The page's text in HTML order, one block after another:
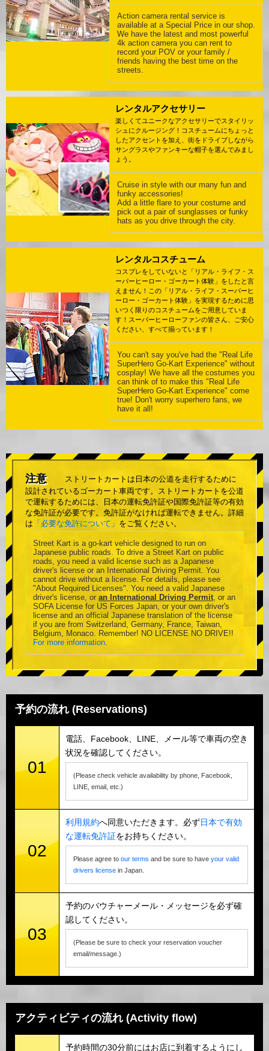
Action camera rental service is
available at a Special Price in our shop.
We have the latest and most powerful
4k action camera you can rent to
record your POV or your family /
friends having the best time on the
streets.
レンタルアクセサリー
楽しくてユニークなアクセサリーでスタイリッ
シュにクルージング！コスチュームにちょっと
したアクセントを加え、街をドライブしながら
サングラスやファンキーな帽子を選んでみまし
ょう。
Cruise in style with our many fun and
funky accessories!
Add a little flare to your costume and
pick out a pair of sunglasses or funky
hats as you drive through the city.
レンタルコスチューム
コスプレをしていないと「リアル・ライフ・ス
ーパーヒーロー・ゴーカート体験」をしたと言
えません！この「リアル・ライフ・スーパーヒ
ーロー・ゴーカート体験」を実現するために思
いつく限りのコスチュームをご用意していま
す！スーパーヒーローファンの皆さん、ご安心
ください、すべて揃っています！
You can't say you've had the "Real Life
SuperHero Go-Kart Experience" without
cosplay! We have all the costumes you
can think of to make this "Real Life
SuperHero Go-Kart Experience" come
true! Don't worry superhero fans, we
have it all!
注意
ストリートカートは日本の公道を走行するために
設計されているゴーカート車両です。ストリートカートを公道
で運転するためには、日本の運転免許証や国際免許証等の有効
な免許証が必要です。免許証がなければ運転できません。詳細
は 「必要な免許について」 をご覧ください。
Street Kart is a go-kart vehicle designed to run on
Japanese public roads. To drive a Street Kart on public
roads, you need a valid license such as a Japanese
driver's license or an International Driving Permit. You
cannot drive without a license. For details, please see
"About Required Licenses". You need a valid Japanese
driver's license, or an International Driving Permit , or an
SOFA License for US Forces Japan, or your own driver's
license and an official Japanese translation of the license
if you are from Switzerland, Germany, France, Taiwan,
Belgium, Monaco. Remember! NO LICENSE NO DRIVE!!
For more information
予約の流れ (Reservations)
01
電話、Facebook、LINE、メール等で車両の空き
状況を確認してください。
(Please check vehicle availability by phone, Facebook,
LINE, email, etc.)
02
利用規約へ同意いただきます。必ず日本で有効
な運転免許証をお持ちください。
Please agree to our terms and be sure to have your valid
drivers license in Japan.
03
予約のバウチャーメール・メッセージを必ず確
認してください。
(Please be sure to check your reservation voucher
email/message.)
アクティビティの流れ (Activity flow)
予約時間の30分前にはお店に到着するようにし